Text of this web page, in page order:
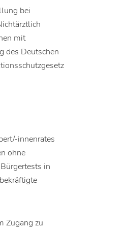
bei
mit
des Deutschen
innenrates
ohne
in
Zugang zu